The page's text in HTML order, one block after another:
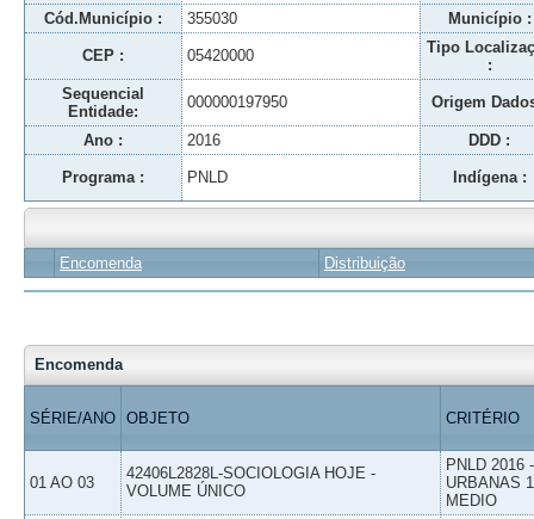
Cód.Município : 355030 Município :
CEP : 05420000
Tipo
:
Sequencial
Entidade:
000000197950 Origem
Ano : 2016 DDD :
Programa : PNLD Indígena :
Encomenda Distribuição
Encomenda
SÉRIE/ANO OBJETO CRITÉRIO
01 AO 03
42406L2828L-SOCIOLOGIA HOJE -
VOLUME ÚNICO
PNLD 2016
URBANAS
MEDIO